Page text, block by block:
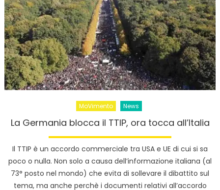
MoVimento News
La Germania blocca il TTIP, ora tocca all’Italia
Il TTIP è un accordo commerciale tra USA e UE di cui si sa
poco o nulla. Non solo a causa dell’informazione italiana (al
73° posto nel mondo) che evita di sollevare il dibattito sul
tema, ma anche perchè i documenti relativi all’accordo